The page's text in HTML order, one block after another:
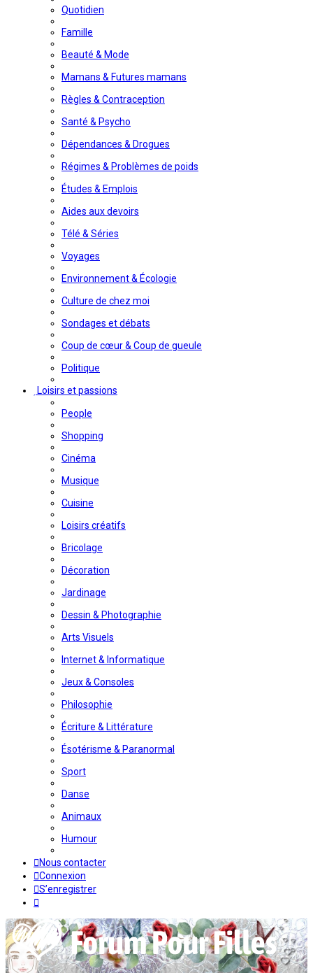
Quotidien
Famille
Beauté & Mode
Mamans & Futures mamans
Règles & Contraception
Santé & Psycho
Dépendances & Drogues
Régimes & Problèmes de poids
Études & Emplois
Aides aux devoirs
Télé & Séries
Voyages
Environnement & Écologie
Culture de chez moi
Sondages et débats
Coup de cœur & Coup de gueule
Politique
Loisirs et passions
People
Shopping
Cinéma
Musique
Cuisine
Loisirs créatifs
Bricolage
Décoration
Jardinage
Dessin & Photographie
Arts Visuels
Internet & Informatique
Jeux & Consoles
Philosophie
Écriture & Littérature
Ésotérisme & Paranormal
Sport
Danse
Animaux
Humour
Nous contacter
Connexion
S’enregistrer